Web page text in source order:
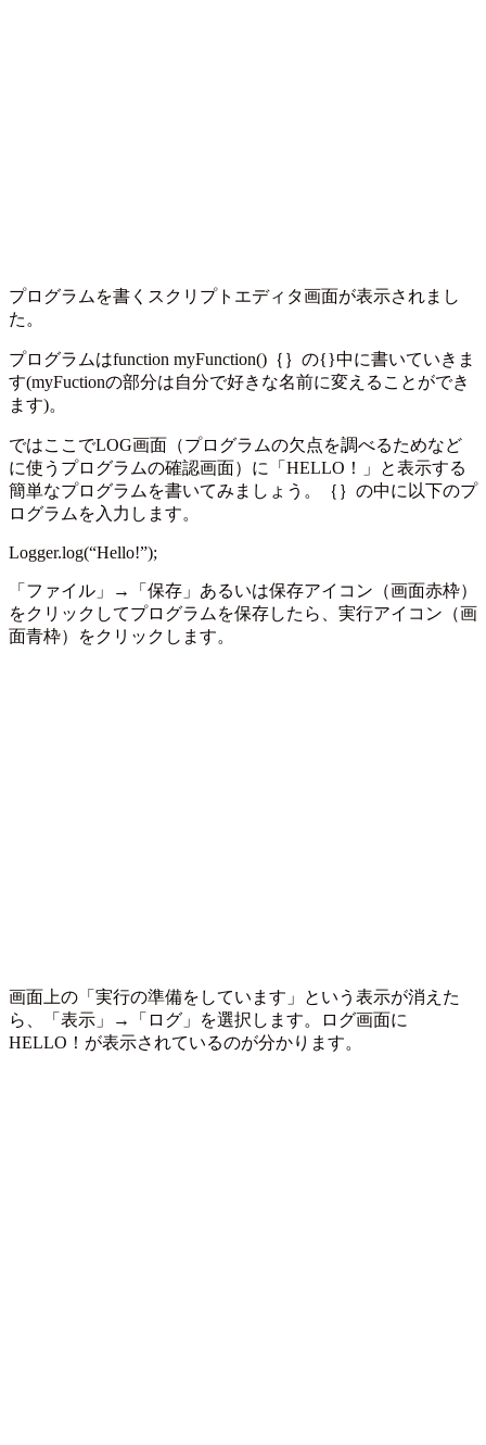
プログラムを書くスクリプトエディタ画面が表示されまし
た。
プログラムはfunction myFunction()｛｝の{}中に書いていきま
す(myFuctionの部分は自分で好きな名前に変えることができ
ます)。
ではここでLOG画面（プログラムの欠点を調べるためなど
に使うプログラムの確認画面）に「HELLO！」と表示する
簡単なプログラムを書いてみましょう。｛｝の中に以下のプ
ログラムを入力します。
Logger.log(“Hello!”);
「ファイル」→「保存」あるいは保存アイコン（画面赤枠）
をクリックしてプログラムを保存したら、実行アイコン（画
面青枠）をクリックします。
画面上の「実行の準備をしています」という表示が消えた
ら、「表示」→「ログ」を選択します。ログ画面に
HELLO！が表示されているのが分かります。